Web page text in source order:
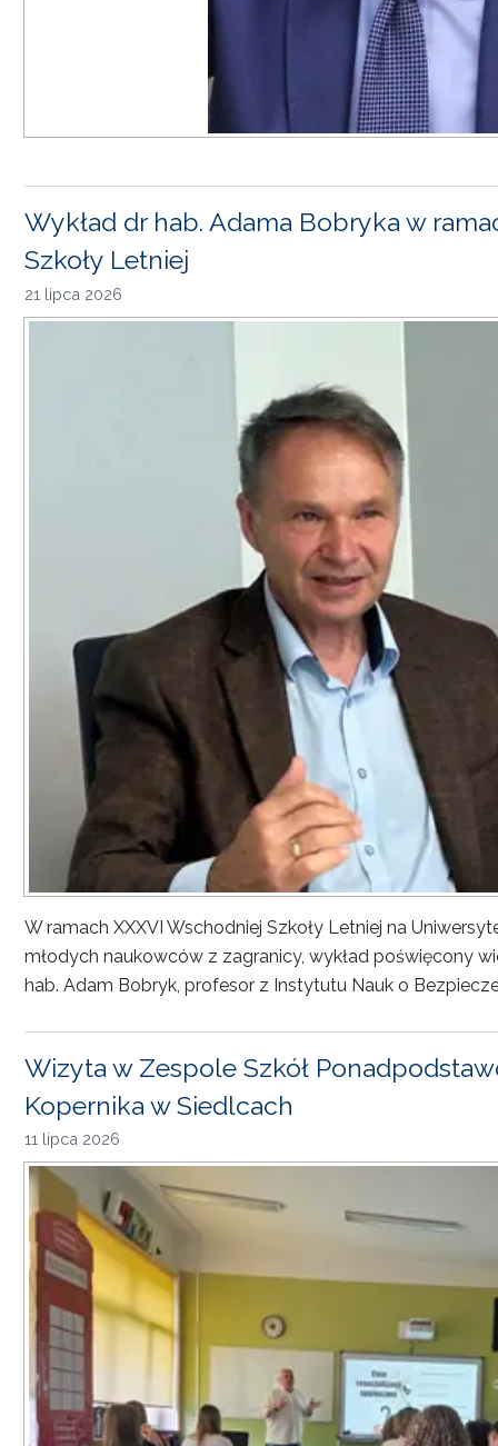
Wykład dr hab. Adama Bobryka w
Szkoły Letniej
21 lipca 2026
W ramach XXXVI Wschodniej Szkoły Letniej na
młodych naukowców z zagranicy, wykład poświęcony
hab. Adam Bobryk, profesor z Instytutu Nauk o
Wizyta w Zespole Szkół
Kopernika w Siedlcach
11 lipca 2026